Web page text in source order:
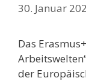
30. Januar
Das
der